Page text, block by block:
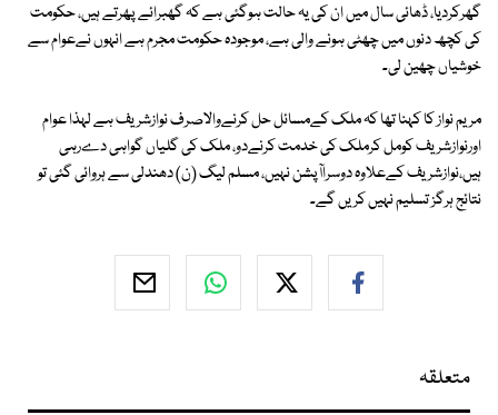
گھرکردیا، ڈھائی سال میں ان کی یہ حالت ہوگئی ہے کہ گھبرائے پھرتے ہیں، حکومت
کی کچھ دنوں میں چھٹی ہونے والی ہے، موجودہ حکومت مجرم ہے انہوں نےعوام سے
خوشیاں چھین لی۔
مریم نواز کا کہنا تھا کہ ملک کےمسائل حل کرنےوالاصرف نوازشریف ہے لہذا عوام
اورنوازشریف کومل کرملک کی خدمت کرنےدو، ملک کی گلیاں گواہی دےرہی
ہیں،نوازشریف کےعلاوہ دوسراآپشن نہیں، مسلم لیگ (ن) دھندلی سے ہروائی گئی تو
نتائج ہرگز تسلیم نہیں کریں گے۔
متعلقہ